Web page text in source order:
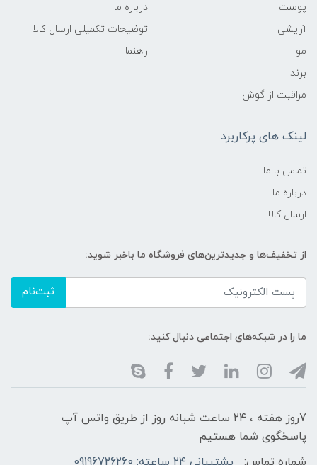
پوست
آرایشی
مو
برند
مراقبت از گوش
درباره ما
توضیحات تکمیلی ارسال کالا
راهنما
لینک های پرکاربرد
تماس با ما
درباره ما
ارسال کالا
از تخفیف‌ها و جدیدترین‌های فروشگاه ما باخبر شوید:
ثبت‌نام
ما را در شبکه‌های اجتماعی دنبال کنید:
7روز هفته ، ۲۴ ساعت شبانه‌ روز از طریق واتس آپ
پاسخگوی شما هستیم